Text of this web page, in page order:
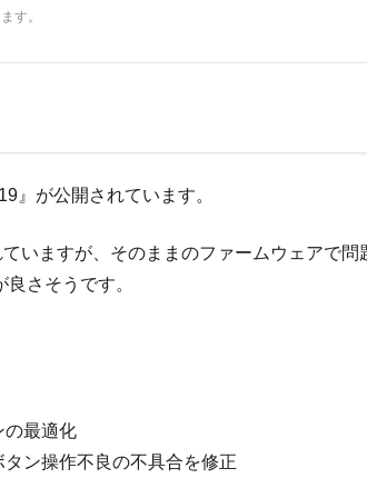
す。
』が公開されています。
いますが、そのままのファームウェアで問
さそうです。
の最適化
ン操作不良の不具合を修正